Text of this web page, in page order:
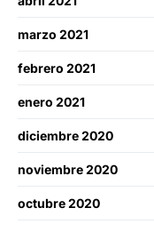
marzo 2021
febrero 2021
enero 2021
diciembre 2020
noviembre 2020
octubre 2020